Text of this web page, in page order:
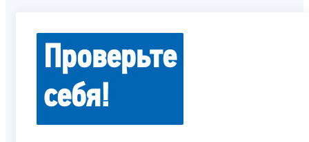
Проверьте
себя!